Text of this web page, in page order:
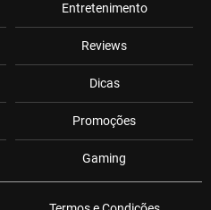
Entretenimento
Reviews
Dicas
Promoções
Gaming